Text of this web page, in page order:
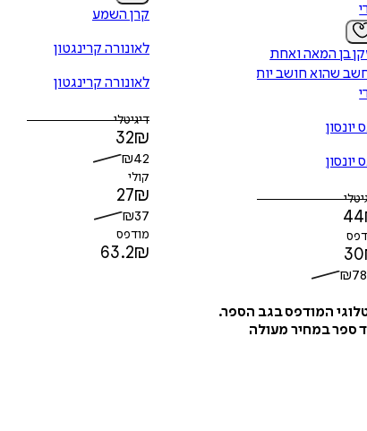
בן המאה ואחת
שהוא חושב יותר
יונסון
יונסון
44
30
₪
קרן השמע
לאונורה קרינגטון
לאונורה קרינגטון
דיגיטלי
32₪
₪42
קולי
27₪
₪37
מודפס
63.2₪
המודפס בגב הספר.
ספר במחיר מעולה